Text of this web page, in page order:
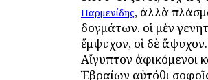
Παρμενίδης, ἀλλὰ
δογμάτων. οἱ μὲν
ἔμψυχον, οἱ δὲ
Αἴγυπτον ἀφικόμενοι
Ἑβραίων αὐτόθι